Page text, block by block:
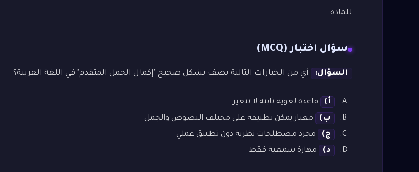
للمادة.
سؤال اختبار (MCQ)
السؤال: أي من الخيارات التالية يصف بشكل صحيح "إكمال الجمل المتقدم" في اللغة العربية؟
أ)
قاعدة لغوية ثابتة لا تتغير
ب)
معيار يمكن تطبيقه على مختلف النصوص والجمل
ج)
مجرد مصطلحات نظرية دون تطبيق عملي
د)
مهارة سمعية فقط